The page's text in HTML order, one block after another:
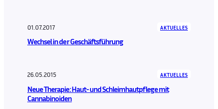
01.07.2017 AKTUELLES
Wechsel in der Geschäftsführung
26.05.2015 AKTUELLES
Neue Therapie: Haut- und Schleimhautpflege mit
Cannabinoiden